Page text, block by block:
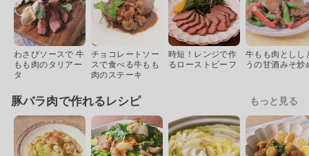
わさびソースで 牛
もも肉のタリアー
タ
チョコレートソー
スで食べる牛もも
肉のステーキ
時短！レンジで作
るローストビーフ
牛もも肉としし
うの甘酒みそ炒
豚バラ肉で作れるレシピ もっと見る